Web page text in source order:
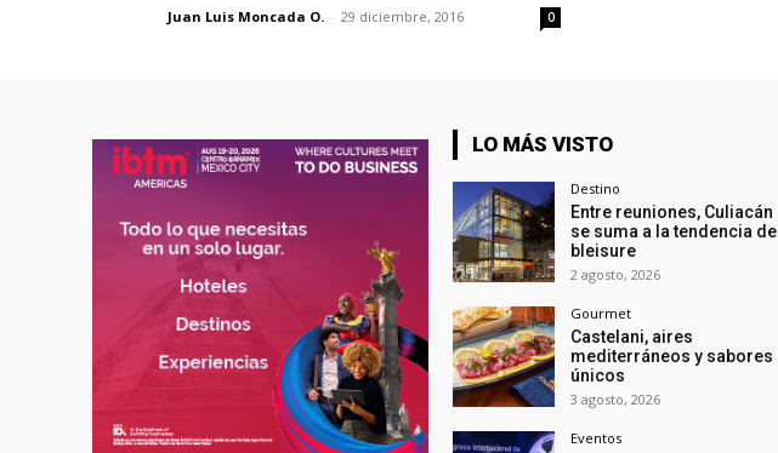
Juan Luis Moncada O. - 29 diciembre, 2016 0
LO MÁS VISTO
Destino
Entre reuniones, Culiacán
se suma a la tendencia del
bleisure
2 agosto, 2026
Gourmet
Castelani, aires
mediterráneos y sabores
únicos
3 agosto, 2026
Eventos